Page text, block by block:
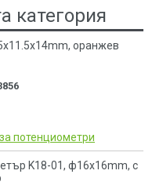
категория
оранжев
потенциометри
K18-01, ф16х16mm, с